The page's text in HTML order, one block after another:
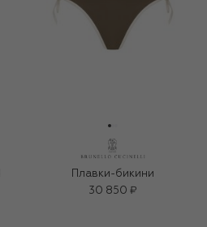
Плавки-бикини
30 850 ₽